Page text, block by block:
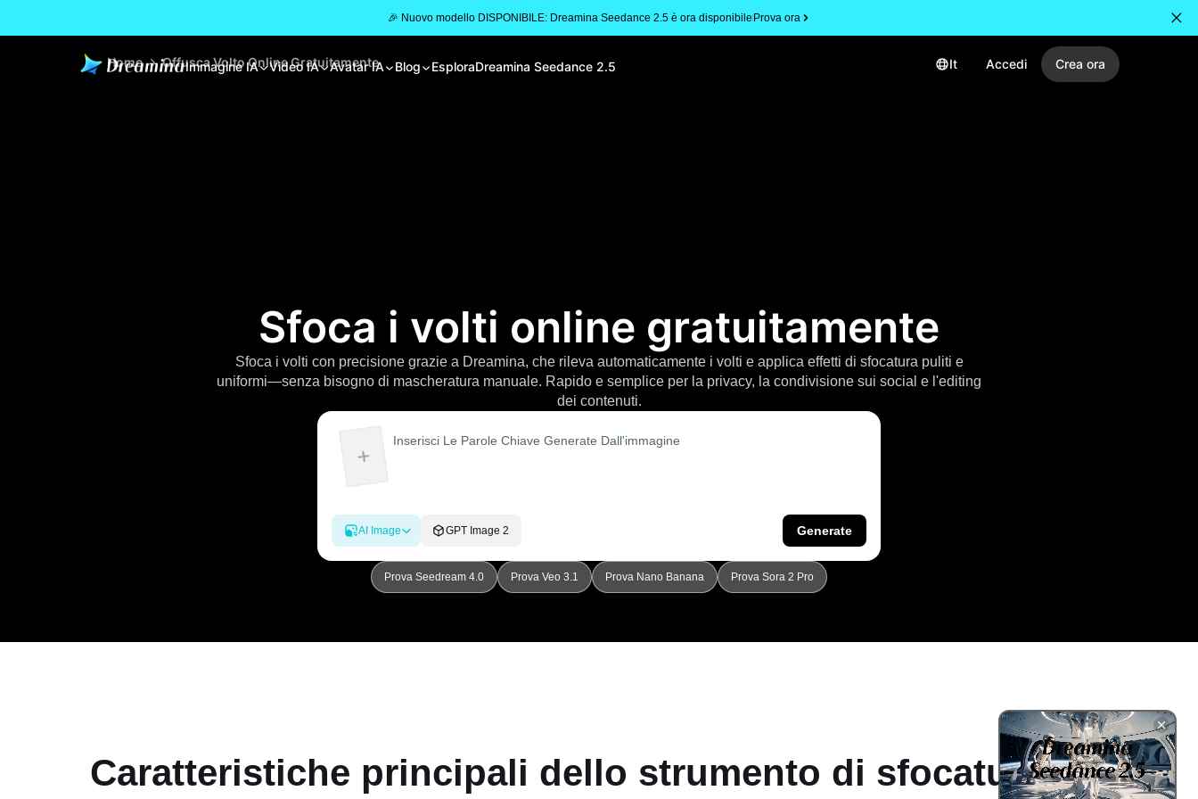
🎉 Nuovo modello DISPONIBILE: Dreamina Seedance 2.5 è ora disponibileProva ora
Immagine IA Video IA Avatar IA Blog EsploraDreamina Seedance 2.5 It Accedi Crea ora
Home Offusca Volto Online Gratuitamente
Sfoca i volti online gratuitamente
Sfoca i volti con precisione grazie a Dreamina, che rileva automaticamente i volti e applica effetti di sfocatura puliti e
uniformi—senza bisogno di mascheratura manuale. Rapido e semplice per la privacy, la condivisione sui social e l'editing
dei contenuti.
AI Image GPT Image 2 Generate
Prova Seedream 4.0 Prova Veo 3.1 Prova Nano Banana Prova Sora 2 Pro
Caratteristiche principali dello strumento di sfocatura del